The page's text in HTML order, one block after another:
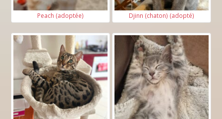
Peach (adoptée) Djinn (chaton) (adopté)